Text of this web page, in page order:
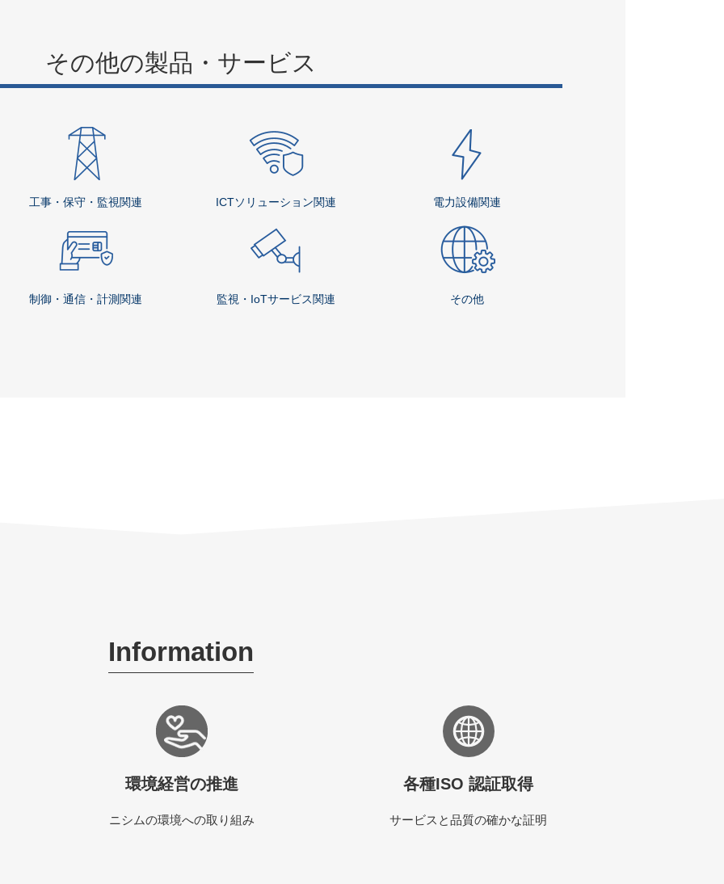
その他の製品・サービス
工事・保守・監視関連 ICTソリューション関連 電力設備関連
制御・通信・計測関連 監視・IoTサービス関連 その他
Information
環境経営の推進
ニシムの環境への取り組み
各種ISO 認証取得
サービスと品質の確かな証明